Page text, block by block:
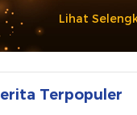
Lihat
Terpopuler